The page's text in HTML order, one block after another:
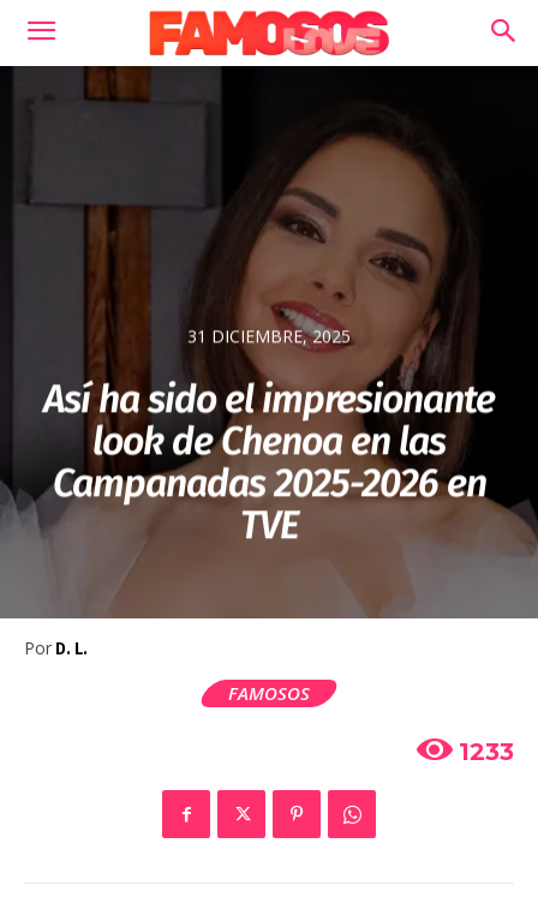
31 DICIEMBRE, 2025
Así ha sido el impresionante
look de Chenoa en las
Campanadas 2025-2026 en
TVE
Por D. L.
FAMOSOS
1233